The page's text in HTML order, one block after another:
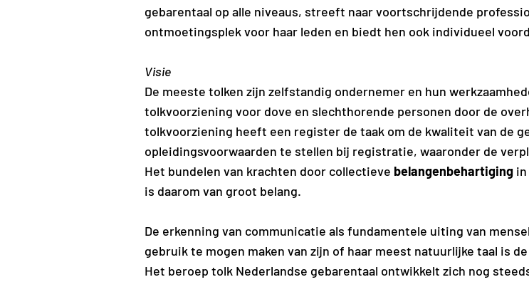
gebarentaal op alle niveaus, streeft naar voortschrijdende
ontmoetingsplek voor haar leden en biedt hen ook individueel
Visie
De meeste tolken zijn zelfstandig ondernemer en hun
tolkvoorziening voor dove en slechthorende personen door de
tolkvoorziening heeft een register de taak om de kwaliteit van de
opleidingsvoorwaarden te stellen bij registratie, waaronder de
Het bundelen van krachten door collectieve belangenbehartiging
is daarom van groot belang.
De erkenning van communicatie als fundamentele uiting van
gebruik te mogen maken van zijn of haar meest natuurlijke taal is
Het beroep tolk Nederlandse gebarentaal ontwikkelt zich nog